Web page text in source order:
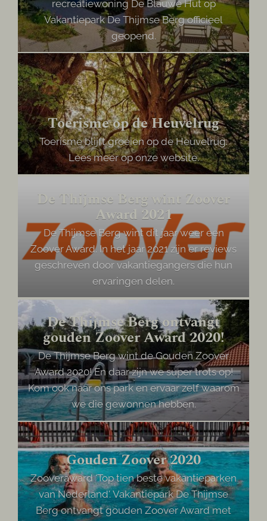
recreatiewoning De Blauwe Hut op
Vakantiepark De Thijmse Berg officieel
geopend.
Toerisme op de Heuvelrug
Toerisme blijft groeien op de Heuvelrug.
Lees meer op onze website.
De Thijmse Berg wint Zoover
Award 2021
De Thijmse Berg wint dit jaar weer een
Zoover Award. In het jaar 2021 zijn er reviews
geschreven door vakantiegangers die hun
ervaringen delen.
De Thijmse Berg ontvangt
gouden Zoover Award 2020!
De Thijmse Berg wint de Gouden Zoover
Award 2020! En daar zijn we super trots op!
Kom ook naar ons park en ervaar zelf waarom
we die gewonnen hebben.
Gouden Zoover 2020
Zooveraward 'Top tien beste vakantieparken
van Nederland'. Vakantiepark De Thijmse
Berg ontvangt gouden Zoover Award met